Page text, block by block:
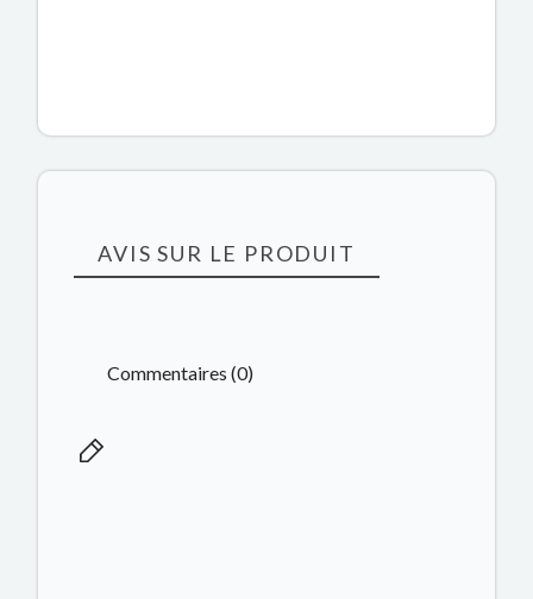
AVIS SUR LE PRODUIT
Commentaires (0)